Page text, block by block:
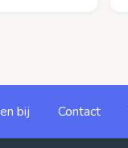
bij Contact